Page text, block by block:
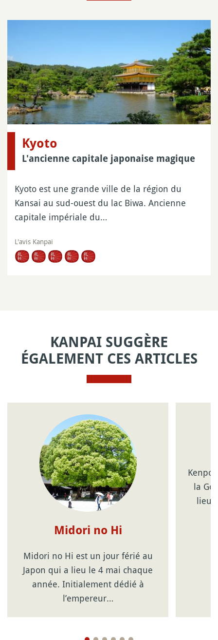
Kyoto
L'ancienne capitale japonaise magique
Kyoto est une grande ville de la région du
Kansai au sud-ouest du lac Biwa. Ancienne
capitale impériale du…
L'avis Kanpai
KANPAI SUGGÈRE
ÉGALEMENT CES ARTICLES
Midori no Hi
Midori no Hi est un jour férié au
Japon qui a lieu le 4 mai chaque
année. Initialement dédié à
l’empereur…
Kenpo
la
lieu